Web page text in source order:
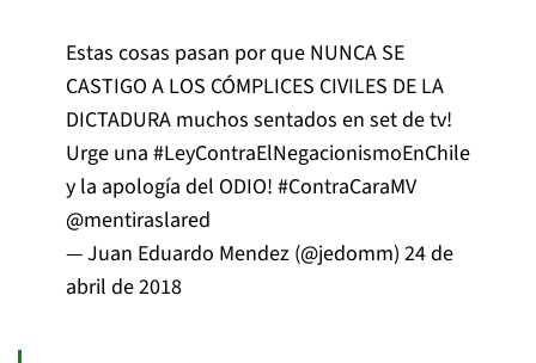
Estas cosas pasan por que NUNCA SE
CASTIGO A LOS CÓMPLICES CIVILES DE LA
DICTADURA muchos sentados en set de tv!
Urge una #LeyContraElNegacionismoEnChile
y la apología del ODIO! #ContraCaraMV
@mentiraslared
— Juan Eduardo Mendez (@jedomm) 24 de
abril de 2018